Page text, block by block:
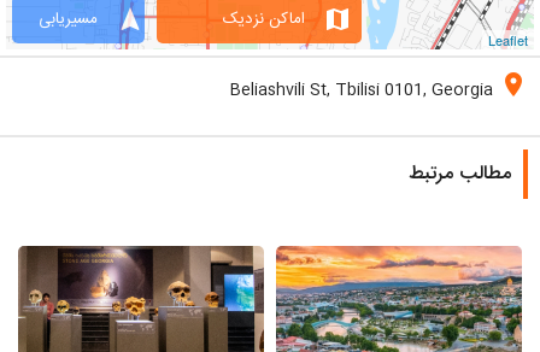
Leaflet
navigation مسیریابی map اماکن نزدیک
location_on
Beliashvili St, Tbilisi 0101, Georgia
مطالب مرتبط